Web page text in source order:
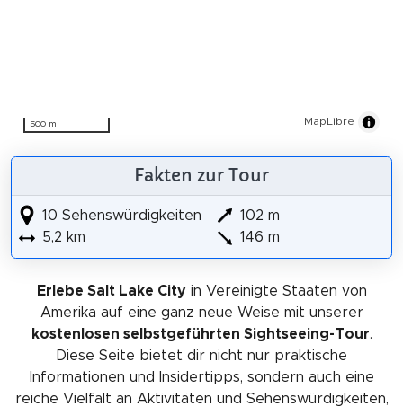
500 m MapLibre
Fakten zur Tour
10 Sehenswürdigkeiten
5,2 km
102 m
146 m
Erlebe Salt Lake Cityin Vereinigte Staaten von
Amerika auf eine ganz neue Weise mit unserer
kostenlosen selbstgeführten Sightseeing-Tour.
Diese Seite bietet dir nicht nur praktische
Informationen und Insidertipps, sondern auch eine
reiche Vielfalt an Aktivitäten und Sehenswürdigkeiten,